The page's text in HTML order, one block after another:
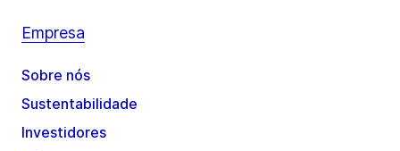
Empresa
Sobre nós
Sustentabilidade
Investidores